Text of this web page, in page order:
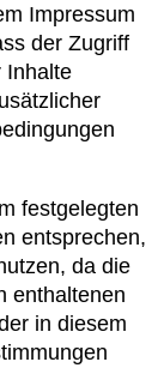
Impressum
der Zugriff
Inhalte
festgelegten
entsprechen,
da die
enthaltenen
in diesem